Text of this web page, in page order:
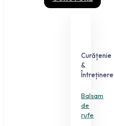
Curățenie
&
Întreținere
Balsam
de
rufe